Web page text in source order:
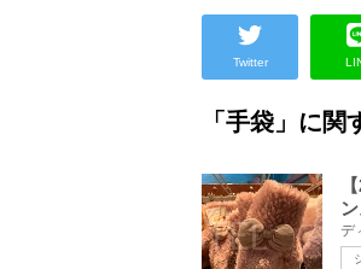
Twitter
「手袋」に関